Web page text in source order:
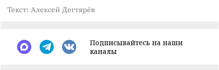
Текст: Алексей Дегтярёв
Подписывайтесь на наши
каналы